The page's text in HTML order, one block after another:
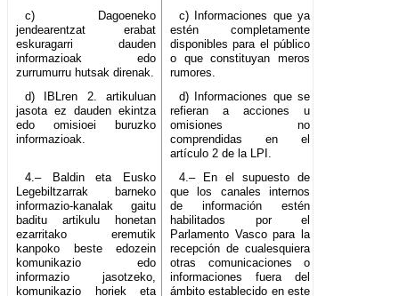
c) Dagoeneko
jendearentzat erabat
eskuragarri dauden
informazioak edo
zurrumurru hutsak direnak.
c) Informaciones que ya
estén completamente
disponibles para el público
o que constituyan meros
rumores.
d) IBLren 2. artikuluan
jasota ez dauden ekintza
edo omisioei buruzko
informazioak.
d) Informaciones que se
refieran a acciones u
omisiones no
comprendidas en el
artículo 2 de la LPI.
4.– Baldin eta Eusko
Legebiltzarrak barneko
informazio-kanalak gaitu
baditu artikulu honetan
ezarritako eremutik
kanpoko beste edozein
komunikazio edo
informazio jasotzeko,
komunikazio horiek eta
4.– En el supuesto de
que los canales internos
de información estén
habilitados por el
Parlamento Vasco para la
recepción de cualesquiera
otras comunicaciones o
informaciones fuera del
ámbito establecido en este